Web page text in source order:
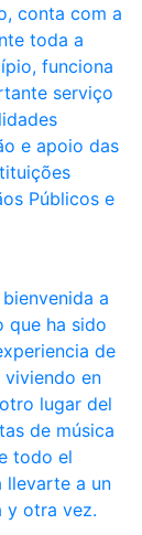
conta com a
toda a
funciona
serviço
e apoio das
Públicos e
a
que ha sido
de
en
lugar del
de música
todo el
llevarte a un
y otra vez.